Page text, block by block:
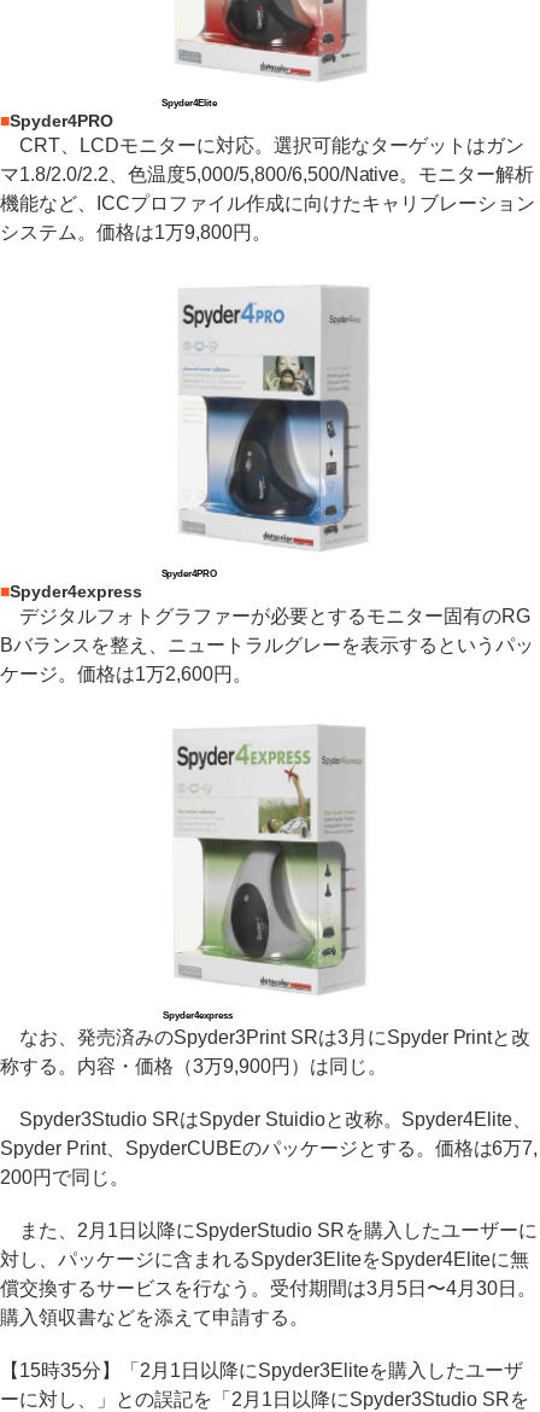
Spyder4Elite
■Spyder4PRO
CRT、LCDモニターに対応。選択可能なターゲットはガン
マ1.8/2.0/2.2、色温度5,000/5,800/6,500/Native。モニター解析
機能など、ICCプロファイル作成に向けたキャリブレーション
システム。価格は1万9,800円。
Spyder4PRO
■Spyder4express
デジタルフォトグラファーが必要とするモニター固有のRG
Bバランスを整え、ニュートラルグレーを表示するというパッ
ケージ。価格は1万2,600円。
Spyder4express
なお、発売済みのSpyder3Print SRは3月にSpyder Printと改
称する。内容・価格（3万9,900円）は同じ。
Spyder3Studio SRはSpyder Stuidioと改称。Spyder4Elite、
Spyder Print、SpyderCUBEのパッケージとする。価格は6万7,
200円で同じ。
また、2月1日以降にSpyderStudio SRを購入したユーザーに
対し、パッケージに含まれるSpyder3EliteをSpyder4Eliteに無
償交換するサービスを行なう。受付期間は3月5日〜4月30日。
購入領収書などを添えて申請する。
【15時35分】「2月1日以降にSpyder3Eliteを購入したユーザ
ーに対し、」との誤記を「2月1日以降にSpyder3Studio SRを